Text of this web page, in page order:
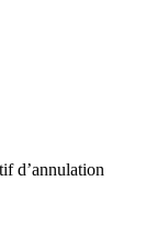
d’annulation